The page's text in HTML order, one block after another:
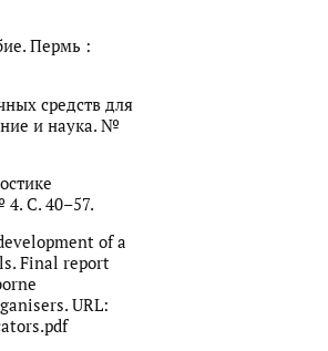
Пермь :
средств для
и наука. №
С. 40–57.
of a
Final report
URL: